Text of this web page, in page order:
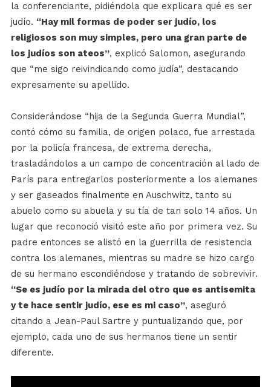
la conferenciante, pidiéndola que explicara qué es ser
judío. “Hay mil formas de poder ser judío, los
religiosos son muy simples, pero una gran parte de
los judíos son ateos”, explicó Salomon, asegurando
que “me sigo reivindicando como judía”, destacando
expresamente su apellido.
Considerándose “hija de la Segunda Guerra Mundial”,
contó cómo su familia, de origen polaco, fue arrestada
por la policía francesa, de extrema derecha,
trasladándolos a un campo de concentración al lado de
París para entregarlos posteriormente a los alemanes
y ser gaseados finalmente en Auschwitz, tanto su
abuelo como su abuela y su tía de tan solo 14 años. Un
lugar que reconoció visitó este año por primera vez. Su
padre entonces se alistó en la guerrilla de resistencia
contra los alemanes, mientras su madre se hizo cargo
de su hermano escondiéndose y tratando de sobrevivir.
“Se es judío por la mirada del otro que es antisemita
y te hace sentir judío, ese es mi caso”, aseguró
citando a Jean-Paul Sartre y puntualizando que, por
ejemplo, cada uno de sus hermanos tiene un sentir
diferente.